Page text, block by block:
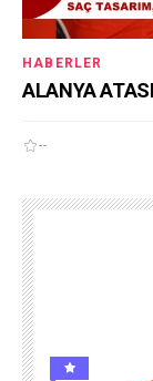
HABERLER
ALANYA
--